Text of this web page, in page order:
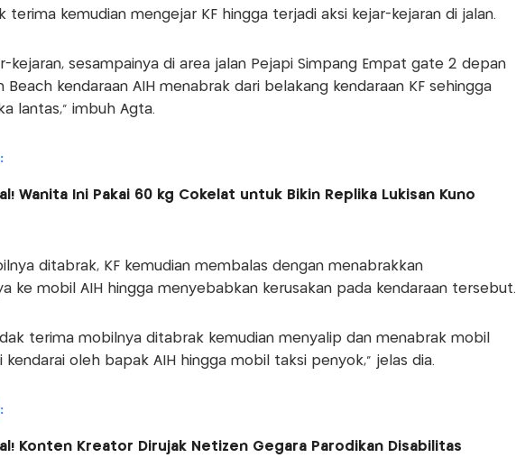
terima kemudian mengejar KF hingga terjadi aksi kejar-kejaran di jalan.
kejaran, sesampainya di area jalan Pejapi Simpang Empat gate 2 depan
Beach kendaraan AIH menabrak dari belakang kendaraan KF sehingga
lantas," imbuh Agta.
Wanita Ini Pakai 60 kg Cokelat untuk Bikin Replika Lukisan Kuno
ditabrak, KF kemudian membalas dengan menabrakkan
ke mobil AIH hingga menyebabkan kerusakan pada kendaraan tersebut.
terima mobilnya ditabrak kemudian menyalip dan menabrak mobil
kendarai oleh bapak AIH hingga mobil taksi penyok," jelas dia.
Konten Kreator Dirujak Netizen Gegara Parodikan Disabilitas